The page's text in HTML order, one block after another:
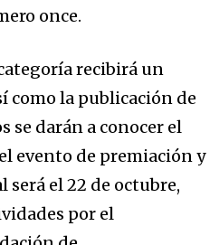
once.
recibirá un
como la publicación de
se darán a conocer el
evento de premiación y
el 22 de octubre,
por el